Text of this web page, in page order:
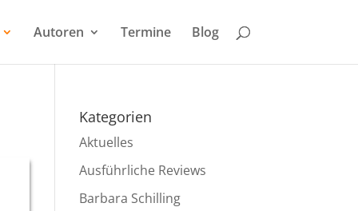
Autoren Termine Blog
Kategorien
Aktuelles
Ausführliche Reviews
Barbara Schilling